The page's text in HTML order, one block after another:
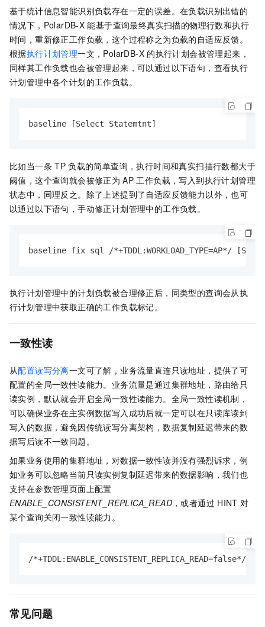
基于统计信息智能识别负载存在一定的误差。在负载识别出错的
情况下， PolarDB-X 能基于查询最终真实扫描的物理行数和执行
时间，重新修正工作负载，这个过程称之为负载的自适应反馈。
根据执行计划管理一文， PolarDB-X 的执行计划会被管理起来，
同样其工作负载也会被管理起来，可以通过以下语句，查看执行
计划管理中各个计划的工作负载。
baseline [Select Statemtnt]
比如当一条 TP 负载的简单查询，执行时间和真实扫描行数都大于
阈值，这个查询就会被修正为 AP 工作负载，写入到执行计划管理
状态中，同理反之。除了上述提到了自适应反馈能力以外，也可
以通过以下语句，手动修正计划管理中的工作负载。
baseline fix sql /*+TDDL:WORKLOAD_TYPE=AP*/
执行计划管理中的计划负载被合理修正后，同类型的查询会从执
行计划管理中获取正确的工作负载标记。
一致性读
从配置读写分离一文可了解，业务流量直连只读地址，提供了可
配置的全局一致性读能力。业务流量是通过集群地址，路由给只
读实例，默认就会开启全局一致性读能力。全局一致性读机制，
可以确保业务在主实例数据写入成功后就一定可以在只读库读到
写入的数据，避免因传统读写分离架构，数据复制延迟带来的数
据写后读不一致问题。
如果业务使用的集群地址，对数据一致性读并没有强烈诉求，例
如业务可以忽略当前只读实例复制延迟带来的数据影响，我们也
支持在参数管理页面上配置
ENABLE_CONSISTENT_REPLICA_READ ，或者通过 HINT 对
某个查询关闭一致性读能力。
/
常见问题